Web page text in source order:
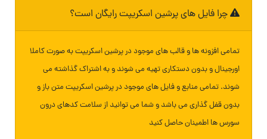
چرا فایل های پرشین اسکریپت رایگان است؟
تمامی افزونه ها و قالب های موجود در پرشین اسکریپت به صورت کاملا
اورجینال و بدون دستکاری تهیه می شوند و به اشتراک گذاشته می
شوند. تمامی منابع و فایل های موجود در پرشین اسکریپت متن باز و
بدون قفل گذاری می باشد و شما می توانید از سلامت کدهای درون
سورس ها اطمینان حاصل کنید